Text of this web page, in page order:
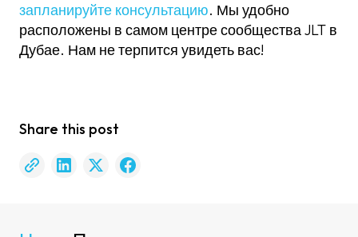
запланируйте консультацию. Мы удобно
расположены в самом центре сообщества JLT в
Дубае. Нам не терпится увидеть вас!
Share this post